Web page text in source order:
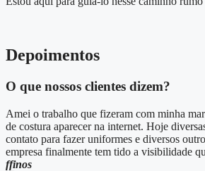
Depoimentos
O que nossos clientes dizem?
Amei o trabalho que fizeram com minha
de costura aparecer na internet. Hoje
contato para fazer uniformes e diversos
empresa finalmente tem tido a visibilidade
ffinos